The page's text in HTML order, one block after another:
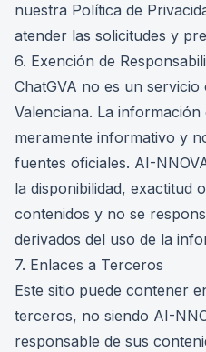
nuestra Política de
atender las solicitudes y
6. Exención de
ChatGVA no es un
Valenciana. La
meramente informativo y
fuentes oficiales. AI-
la disponibilidad, exactitud
contenidos y no se
derivados del uso de la
7. Enlaces a Terceros
Este sitio puede contener
terceros, no siendo AI-
responsable de sus